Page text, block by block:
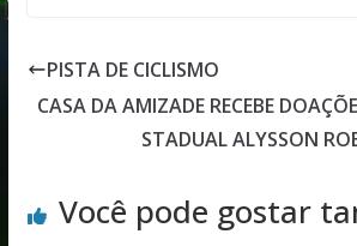
PISTA DE CICLISMO
CASA DA AMIZADE RECEBE
STADUAL ALYSSON
Você pode gostar